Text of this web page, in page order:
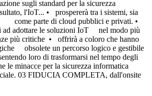
sugli standard per la sicurezza
l'IoT... • prospererà tra i sistemi, sia
come parte di cloud pubblici e privati. •
ad adottare le soluzioni IoT nel modo più
più critiche • offrirà a coloro che hanno
obsolete un percorso logico e gestibile
loro di trasformarsi nel tempo degli
le minacce per la sicurezza informatica
03 FIDUCIA COMPLETA, dall'onsite